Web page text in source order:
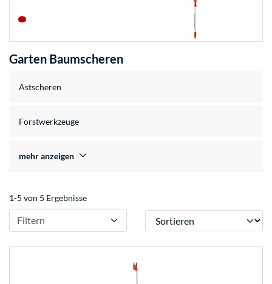
Garten Baumscheren
Astscheren
Forstwerkzeuge
mehr anzeigen
1-5 von 5 Ergebnisse
Filtern Sortieren